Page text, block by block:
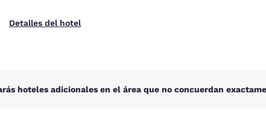
Detalles del hotel
hoteles adicionales en el área que no concuerdan